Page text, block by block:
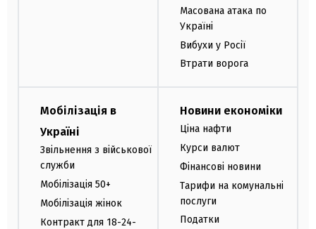
Масована атака по
Україні
Вибухи у Росії
Втрати ворога
Мобілізація в
Україні
Звільнення з військової
служби
Мобілізація 50+
Мобілізація жінок
Контракт для 18-24-
Новини економіки
Ціна нафти
Курси валют
Фінансові новини
Тарифи на комунальні
послуги
Податки